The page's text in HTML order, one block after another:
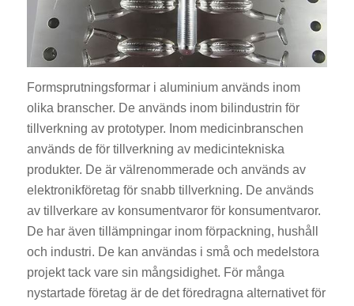
Formsprutningsformar i aluminium används inom
olika branscher. De används inom bilindustrin för
tillverkning av prototyper. Inom medicinbranschen
används de för tillverkning av medicintekniska
produkter. De är välrenommerade och används av
elektronikföretag för snabb tillverkning. De används
av tillverkare av konsumentvaror för konsumentvaror.
De har även tillämpningar inom förpackning, hushåll
och industri. De kan användas i små och medelstora
projekt tack vare sin mångsidighet. För många
nystartade företag är de det föredragna alternativet för